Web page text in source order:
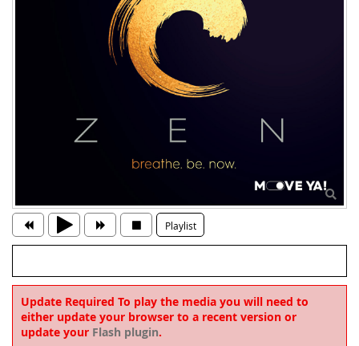
Playlist
Update Required To play the media you will need to
either update your browser to a recent version or
update your Flash plugin.